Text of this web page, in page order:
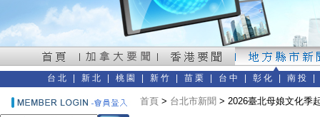
台北 新北 桃園 新竹 苗栗 台中 彰化 南投
首頁 > 台北市新聞 > 2026臺北母娘文化季